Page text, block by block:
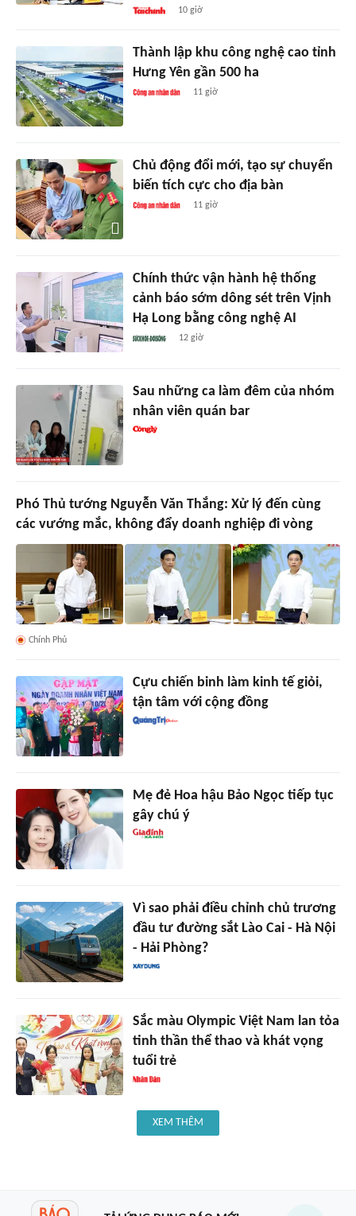
10 giờ
Thành lập khu công nghệ cao tỉnh
Hưng Yên gần 500 ha
11 giờ
Chủ động đổi mới, tạo sự chuyển
biến tích cực cho địa bàn
11 giờ
Chính thức vận hành hệ thống
cảnh báo sớm dông sét trên Vịnh
Hạ Long bằng công nghệ AI
12 giờ
Sau những ca làm đêm của nhóm
nhân viên quán bar
Phó Thủ tướng Nguyễn Văn Thắng: Xử lý đến cùng
các vướng mắc, không đẩy doanh nghiệp đi vòng
Chính Phủ
Cựu chiến binh làm kinh tế giỏi,
tận tâm với cộng đồng
Mẹ đẻ Hoa hậu Bảo Ngọc tiếp tục
gây chú ý
Vì sao phải điều chỉnh chủ trương
đầu tư đường sắt Lào Cai - Hà Nội
- Hải Phòng?
Sắc màu Olympic Việt Nam lan tỏa
tinh thần thể thao và khát vọng
tuổi trẻ
XEM THÊM